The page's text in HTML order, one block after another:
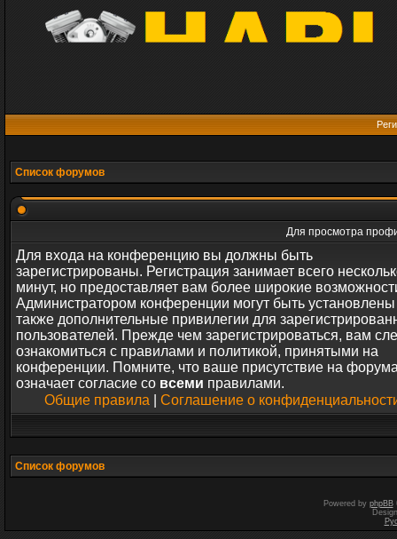
Список форумов
Для просмотра
Для входа на конференцию вы должны быть
зарегистрированы. Регистрация занимает всего
минут, но предоставляет вам более широкие
Администратором конференции могут быть установлены
также дополнительные привилегии для
пользователей. Прежде чем зарегистрироваться, вам
ознакомиться с правилами и политикой, принятыми на
конференции. Помните, что ваше присутствие на
означает согласие со всеми правилами.
Общие правила
Соглашение о
Список форумов
Powered by phpBB